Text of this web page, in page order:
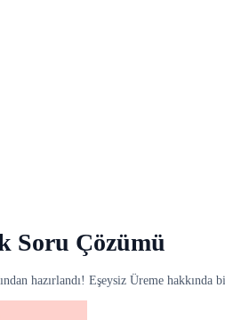
Soru Çözümü
hazırlandı! Eşeysiz Üreme hakkında